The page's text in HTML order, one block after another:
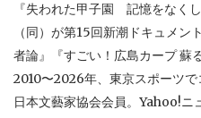
『失われた甲子園 記憶をなく
（同）が第15回新潮ドキュメ
者論』『すごい！広島カープ 蘇
2010〜2026年、東京スポーツで
日本文藝家協会会員。Yahoo!ニ